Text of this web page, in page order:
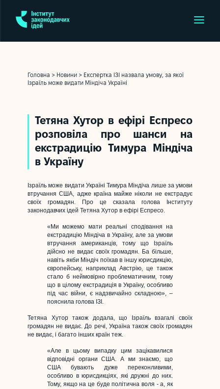
Головна > Новини > Експертка ІЗІ назвала умову, за якої
Ізраїль може видати Міндіча Україні
Тетяна Хутор в ефірі Еспресо
розповіла про шанси на
екстрадицію Тимура Міндіча
в Україну
Ізраїль може видати Україні Тимура Міндіча лише за умови
втручання США, адже країна майже ніколи не екстрадує
своїх громадян. Про це сказала голова Інституту
законодавчих ідей Тетяна Хутор в ефірі Еспресо.
«Ми можемо мати реальні сподівання на
екстрадицію Міндіча в Україну, але за умови
втручання американців, тому що Ізраїль
дійсно не видає своїх громадян. Ба більше,
навіть якби Міндіч поїхав в іншу юрисдикцію,
європейську, наприклад Австрію, це також
стало б неймовірно проблематичним, тому
що в цілому екстрадиція в Україну, особливо
під час війни, є надзвичайно складною», –
пояснила голова ІЗІ.
Тетяна Хутор також додала, що Ізраїль взагалі своїх
громадян не видає. До речі, Україна також своїх громадян
не видає, і багато інших країн теж.
«Але в цьому випадку цим зацікавилися
відповідні органи США. А ми знаємо, що
США бувають дуже переконливими,
особливо в юрисдикціях, які дружні до них.
Тому, якщо на це буде політична воля - а, як